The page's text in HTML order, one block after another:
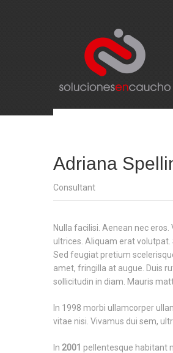
Adriana
Consultant
Nulla facilisi. Aenean nec
ultrices. Aliquam erat volutpat.
Sed feugiat pretium
amet, fringilla at augue. Duis
sollicitudin in diam. Mauris
In 1998 morbi ullamcorper
vitae nisi. Vivamus dui sem,
In 2001 pellentesque habitant